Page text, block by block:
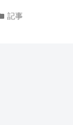
記事